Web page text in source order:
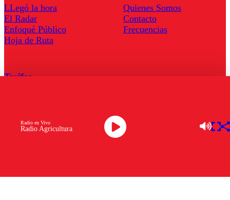
Radio Agricultura
Radio en Vivo
LLegó la hora
El Radar
Enfoqué Público
Hoja de Ruta
Quienes Somos
Contacto
Frecuencias
Tarifas
Descarga la APP